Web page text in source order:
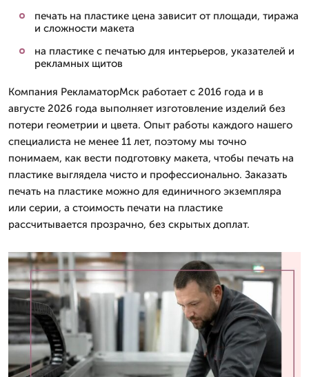
печать на пластике цена зависит от площади, тиража
и сложности макета
на пластике с печатью для интерьеров, указателей и
рекламных щитов
Компания РекламаторМск работает с 2016 года и в
августе 2026 года выполняет изготовление изделий без
потери геометрии и цвета. Опыт работы каждого нашего
специалиста не менее 11 лет, поэтому мы точно
понимаем, как вести подготовку макета, чтобы печать на
пластике выглядела чисто и профессионально. Заказать
печать на пластике можно для единичного экземпляра
или серии, а стоимость печати на пластике
рассчитывается прозрачно, без скрытых доплат.